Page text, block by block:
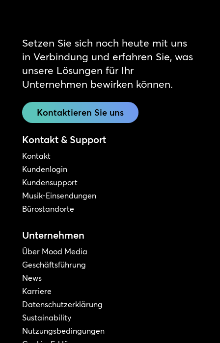
Setzen Sie sich noch heute mit uns
in Verbindung und erfahren Sie, was
unsere Lösungen für Ihr
Unternehmen bewirken können.
Kontaktieren Sie uns
Kontakt & Support
Kontakt
Kundenlogin
Kundensupport
Musik-Einsendungen
Bürostandorte
Unternehmen
Über Mood Media
Geschäftsführung
News
Karriere
Datenschutzerklärung
Sustainability
Nutzungsbedingungen